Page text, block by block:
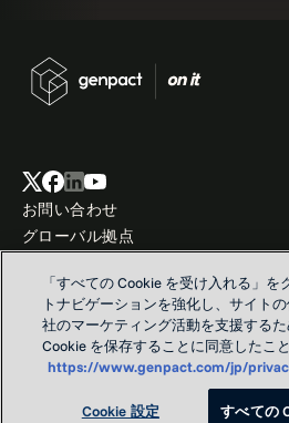
お問い合わせ
グローバル拠点
プライバシーおよび Cookie に関す
利用条件
Copyright © Genpact 2026. All
「すべての Cookie を受け入れる」を
トナビゲーションを強化し、サイト
社のマーケティング活動を支援する
Cookie を保存することに同意したこ
https://www.genpact.com/jp/
Cookie 設定 すべての